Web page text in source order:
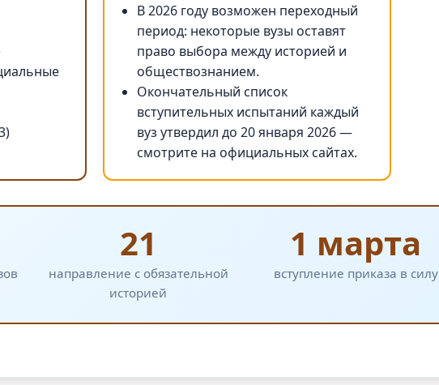
В 2026 году возможен переходный
период: некоторые вузы оставят
право выбора между историей и
обществознанием.
Окончательный список
вступительных испытаний каждый
вуз утвердил до 20 января 2026 —
смотрите на официальных сайтах.
21
направление с обязательной
историей
1 марта
вступление приказа в силу